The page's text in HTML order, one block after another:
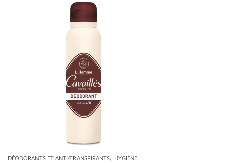
DÉODORANTS ET ANTI-TRANSPIRANTS, HYGIÈNE